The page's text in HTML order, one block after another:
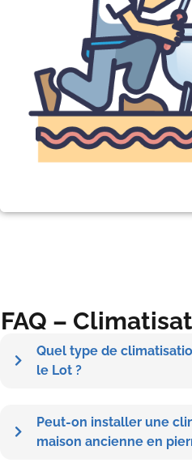
FAQ –
Quel type de
le Lot ?
Peut-on installer une
maison ancienne en